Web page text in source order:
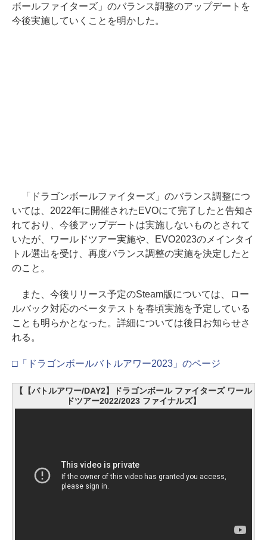
ボールファイターズ」のバランス調整のアップデートを
今後実施していくことを明かした。
「ドラゴンボールファイターズ」のバランス調整につ
いては、2022年に開催されたEVOにて完了したと告知さ
れており、今後アップデートは実施しないものとされて
いたが、ワールドツアー実施や、EVO2023のメインタイ
トル選出を受け、再度バランス調整の実施を決定したと
のこと。
また、今後リリース予定のSteam版については、ロー
ルバック対応のベータテストを春頃実施を予定している
ことも明らかとなった。詳細については後日お知らせさ
れる。
□「ドラゴンボールバトルアワー2023」のページ
【【バトルアワー/DAY2】ドラゴンボール ファイターズ ワール
ドツアー2022/2023 ファイナルズ】